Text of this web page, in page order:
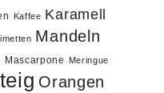
Kaffee Karamell
Mandeln
Mascarpone Meringue
Orangen